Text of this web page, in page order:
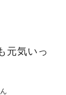
元気いっ